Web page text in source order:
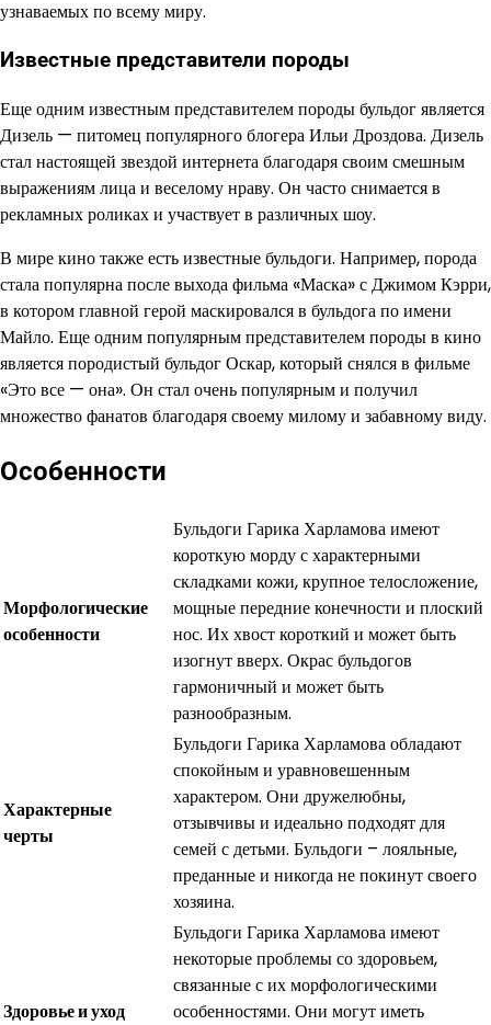
узнаваемых по всему миру.
Известные представители породы
Еще одним известным представителем породы бульдог является
Дизель — питомец популярного блогера Ильи Дроздова. Дизель
стал настоящей звездой интернета благодаря своим смешным
выражениям лица и веселому нраву. Он часто снимается в
рекламных роликах и участвует в различных шоу.
В мире кино также есть известные бульдоги. Например, порода
стала популярна после выхода фильма «Маска» с Джимом Кэрри,
в котором главной герой маскировался в бульдога по имени
Майло. Еще одним популярным представителем породы в кино
является породистый бульдог Оскар, который снялся в фильме
«Это все — она». Он стал очень популярным и получил
множество фанатов благодаря своему милому и забавному виду.
Особенности
Морфологические
особенности
Бульдоги Гарика Харламова имеют
короткую морду с характерными
складками кожи, крупное телосложение,
мощные передние конечности и плоский
нос. Их хвост короткий и может быть
изогнут вверх. Окрас бульдогов
гармоничный и может быть
разнообразным.
Характерные
черты
Бульдоги Гарика Харламова обладают
спокойным и уравновешенным
характером. Они дружелюбны,
отзывчивы и идеально подходят для
семей с детьми. Бульдоги – лояльные,
преданные и никогда не покинут своего
хозяина.
Здоровье и уход
Бульдоги Гарика Харламова имеют
некоторые проблемы со здоровьем,
связанные с их морфологическими
особенностями. Они могут иметь